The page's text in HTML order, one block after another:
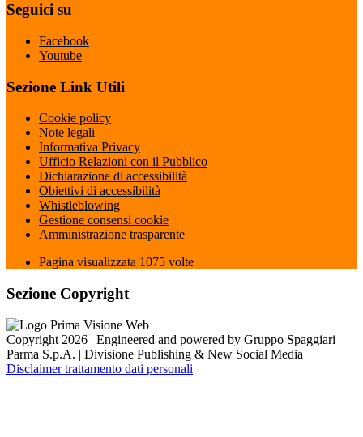
Seguici su
Facebook
Youtube
Sezione Link Utili
Cookie policy
Note legali
Informativa Privacy
Ufficio Relazioni con il Pubblico
Dichiarazione di accessibilità
Obiettivi di accessibilità
Whistleblowing
Gestione consensi cookie
Amministrazione trasparente
Pagina visualizzata 1075 volte
Sezione Copyright
Copyright 2026 | Engineered and powered by Gruppo Spaggiari
Parma S.p.A. | Divisione Publishing & New Social Media
Disclaimer trattamento dati personali